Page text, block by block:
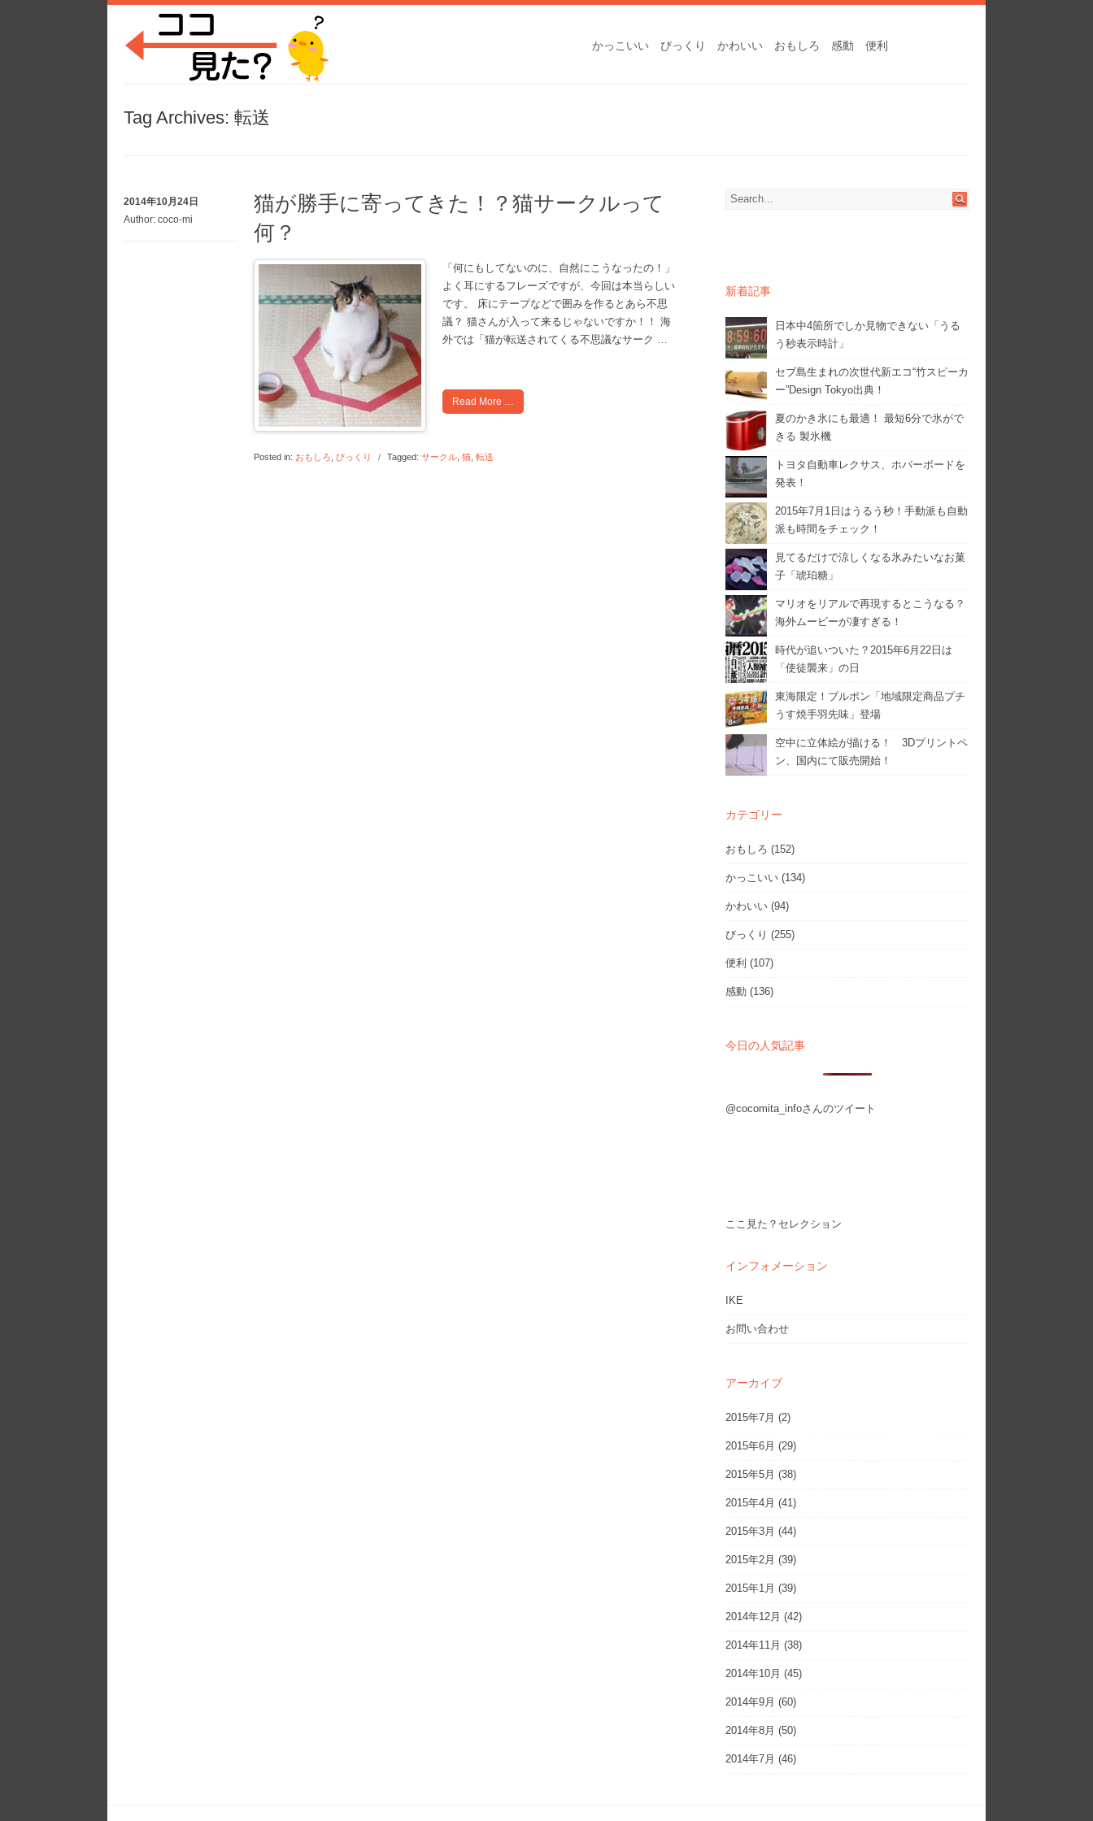
かっこいい びっくり かわいい おもしろ 感動 便利
Tag Archives: 転送
2014年10月24日
Author: coco-mi
猫が勝手に寄ってきた！？猫サークルって
何？
「何にもしてないのに、自然にこうなったの！」
よく耳にするフレーズですが、今回は本当らしい
です。 床にテープなどで囲みを作るとあら不思
議？ 猫さんが入って来るじゃないですか！！ 海
外では「猫が転送されてくる不思議なサーク …
Read More …
Posted in: おもしろ びっくり / Tagged: サークル 猫 転送
新着記事
日本中4箇所でしか見物できない「うる
う秒表示時計」
セブ島生まれの次世代新エコ“竹スピーカ
ー”Design Tokyo出典！
夏のかき氷にも最適！ 最短6分で氷がで
きる 製氷機
トヨタ自動車レクサス、ホバーボードを
発表！
2015年7月1日はうるう秒！手動派も自動
派も時間をチェック！
見てるだけで涼しくなる氷みたいなお菓
子「琥珀糖」
マリオをリアルで再現するとこうなる？
海外ムービーが凄すぎる！
時代が追いついた？2015年6月22日は
「使徒襲来」の日
東海限定！ブルボン「地域限定商品プチ
うす焼手羽先味」登場
空中に立体絵が描ける！ 3Dプリントペ
ン、国内にて販売開始！
カテゴリー
おもしろ (152)
かっこいい (134)
かわいい (94)
びっくり (255)
便利 (107)
感動 (136)
今日の人気記事
@cocomita_infoさんのツイート
ここ見た？セレクション
インフォメーション
IKE
お問い合わせ
アーカイブ
2015年7月 (2)
2015年6月 (29)
2015年5月 (38)
2015年4月 (41)
2015年3月 (44)
2015年2月 (39)
2015年1月 (39)
2014年12月 (42)
2014年11月 (38)
2014年10月 (45)
2014年9月 (60)
2014年8月 (50)
2014年7月 (46)